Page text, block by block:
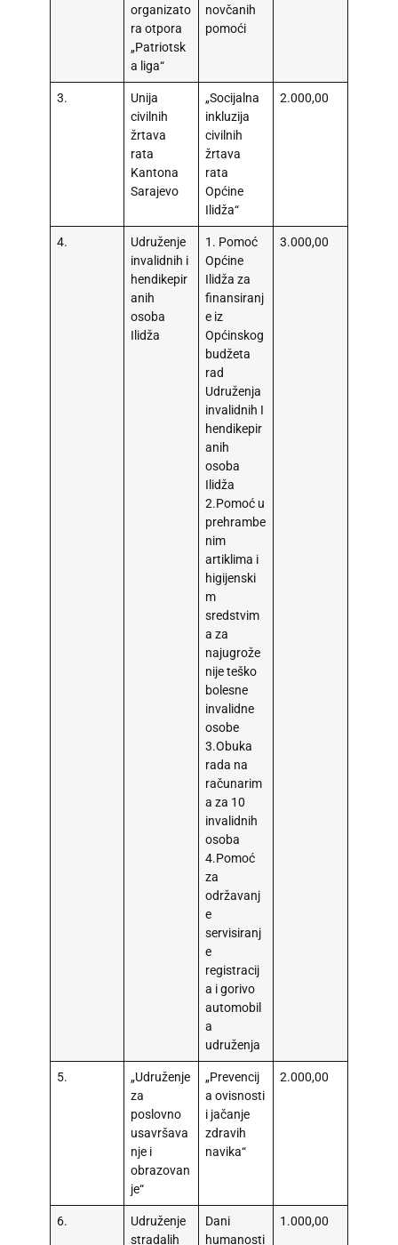
organizato
ra otpora
„Patriotsk
a liga“
novčanih
pomoći
3.
Unija
civilnih
žrtava
rata
Kantona
Sarajevo
„Socijalna
inkluzija
civilnih
žrtava
rata
Općine
Ilidža“
2.000,00
4.
Udruženje
invalidnih i
hendikepir
anih
osoba
Ilidža
1. Pomoć
Općine
Ilidža za
finansiranj
e iz
Općinskog
budžeta
rad
Udruženja
invalidnih I
hendikepir
anih
osoba
Ilidža
2.Pomoć u
prehrambe
nim
artiklima i
higijenski
m
sredstvim
a za
najugrože
nije teško
bolesne
invalidne
osobe
3.Obuka
rada na
računarim
a za 10
invalidnih
osoba
4.Pomoć
za
održavanj
e
servisiranj
e
registracij
a i gorivo
automobil
a
udruženja
3.000,00
5.
„Udruženje
za
poslovno
usavršava
nje i
obrazovan
je“
„Prevencij
a ovisnosti
i jačanje
zdravih
navika“
2.000,00
6.
Udruženje
stradalih
Dani
humanosti
1.000,00